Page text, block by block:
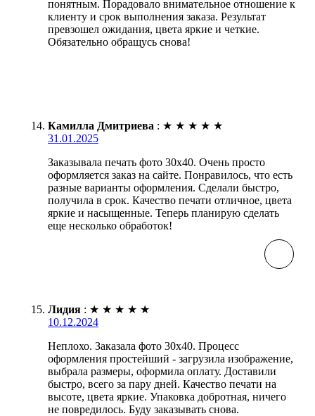
понятным. Порадовало внимательное отношение к
клиенту и срок выполнения заказа. Результат
превзошел ожидания, цвета яркие и четкие.
Обязательно обращусь снова!
Камилла Дмитриева : ★ ★ ★ ★ ★
31.01.2025
Заказывала печать фото 30х40. Очень просто
оформляется заказ на сайте. Понравилось, что есть
разные варианты оформления. Сделали быстро,
получила в срок. Качество печати отличное, цвета
яркие и насыщенные. Теперь планирую сделать
еще несколько обработок!
Лидия : ★ ★ ★ ★ ★
10.12.2024
Неплохо. Заказала фото 30х40. Процесс
оформления простейший - загрузила изображение,
выбрала размеры, оформила оплату. Доставили
быстро, всего за пару дней. Качество печати на
высоте, цвета яркие. Упаковка добротная, ничего
не повредилось. Буду заказывать снова.